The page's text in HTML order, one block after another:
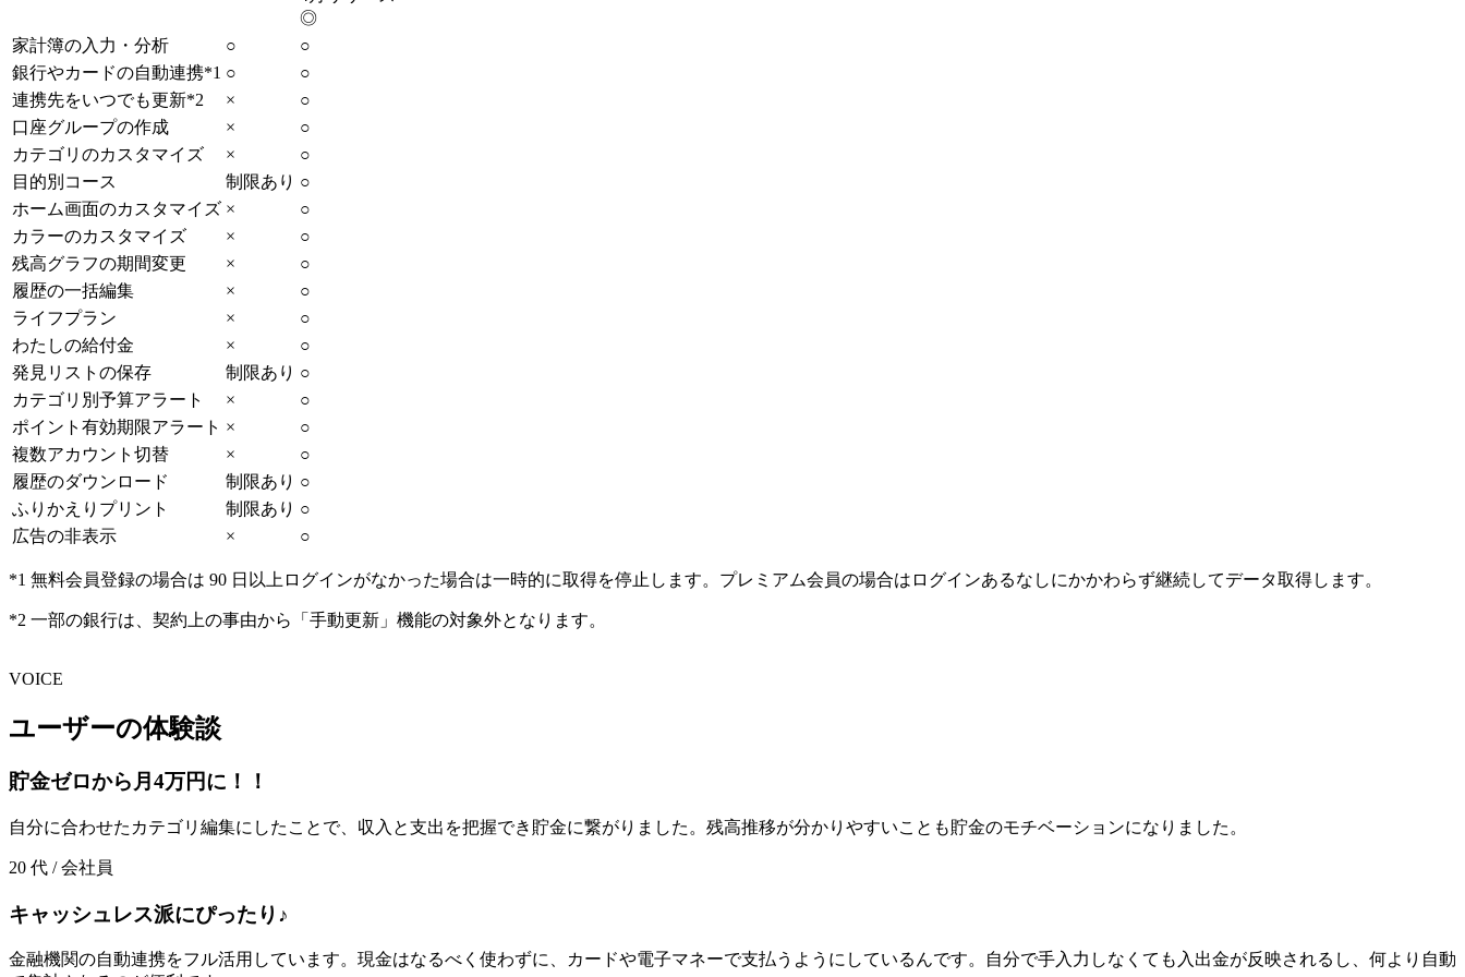
◎
家計簿の入力・分析
○
○
銀行やカードの自動連携*1 ○
○
連携先をいつでも更新*2
×
○
口座グループの作成
×
○
カテゴリのカスタマイズ
×
○
目的別コース
制限あり ○
ホーム画面のカスタマイズ ×
○
カラーのカスタマイズ
×
○
残高グラフの期間変更
×
○
履歴の一括編集
×
○
ライフプラン
×
○
わたしの給付金
×
○
発見リストの保存
制限あり ○
カテゴリ別予算アラート
×
○
ポイント有効期限アラート ×
○
複数アカウント切替
×
○
履歴のダウンロード
制限あり ○
ふりかえりプリント
制限あり ○
広告の非表示
× ○
*1 無料会員登録の場合は 90 日以上ログインがなかった場合は一時的に取得を停止します。プレミアム会員の場合はログインあるなしにかかわらず継続してデータ取得します。
*2 一部の銀行は、契約上の事由から「手動更新」機能の対象外となります。
VOICE
ユーザーの体験談
貯金ゼロから月4万円に！！
自分に合わせたカテゴリ編集にしたことで、収入と支出を把握でき貯金に繋がりました。残高推移が分かりやすいことも貯金のモチベーションになりました。
20 代 / 会社員
キャッシュレス派にぴったり♪
金融機関の自動連携をフル活用しています。現金はなるべく使わずに、カードや電子マネーで支払うようにしているんです。自分で手入力しなくても入出金が反映されるし、何より自動